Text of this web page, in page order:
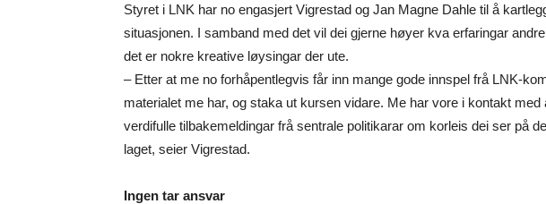
Styret i LNK har no engasjert Vigrestad og Jan Magne Dahle til å
situasjonen. I samband med det vil dei gjerne høyer kva erfaringar
det er nokre kreative løysingar der ute.
– Etter at me no forhåpentlegvis får inn mange gode innspel frå LNK-
materialet me har, og staka ut kursen vidare. Me har vore i kontakt med
verdifulle tilbakemeldingar frå sentrale politikarar om korleis dei ser på
laget, seier Vigrestad.
Ingen tar ansvar